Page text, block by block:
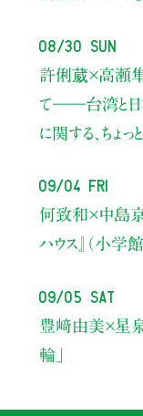
08/30 Sun
許俐葳×高瀬
て――台湾と日
に関する、ちょ
09/04 Fri
何致和×中島
ハウス』（小学
09/05 Sat
豊﨑由美×星
輪」